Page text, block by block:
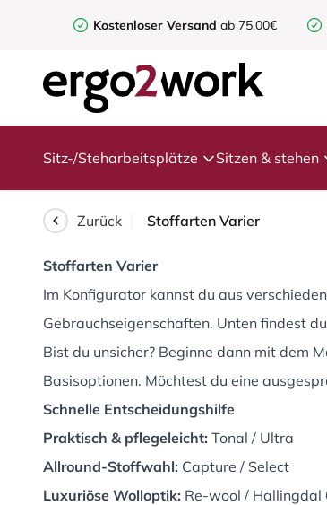
Kostenloser Versand ab 75,00€
Sitz-/Steharbeitsplätze Sitzen & stehen
Zurück Stoffarten Varier
Stoffarten Varier
Im Konfigurator kannst du aus
Gebrauchseigenschaften. Unten findest
Bist du unsicher? Beginne dann mit dem
Basisoptionen. Möchtest du eine
Schnelle Entscheidungshilfe
Praktisch & pflegeleicht: Tonal / Ultra
Allround-Stoffwahl: Capture / Select
Luxuriöse Wolloptik: Re-wool / Hallingdal